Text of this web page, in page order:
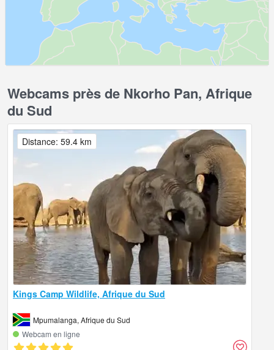
Webcams près de Nkorho Pan, Afrique
du Sud
Kings Camp Wildlife, Afrique du Sud
Mpumalanga, Afrique du Sud
Webcam en ligne
Distance: 59.4 km